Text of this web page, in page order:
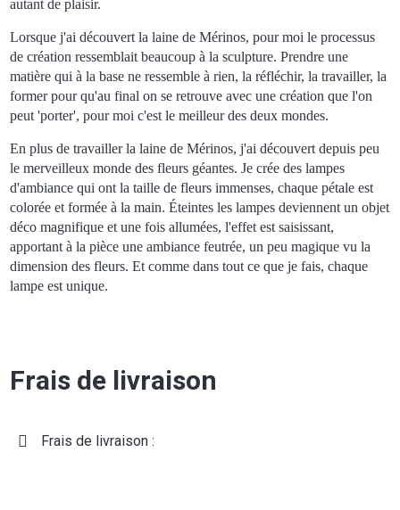
autant de plaisir.
Lorsque j'ai découvert la laine de Mérinos, pour moi le processus
de création ressemblait beaucoup à la sculpture. Prendre une
matière qui à la base ne ressemble à rien, la réfléchir, la travailler, la
former pour qu'au final on se retrouve avec une création que l'on
peut 'porter', pour moi c'est le meilleur des deux mondes.
En plus de travailler la laine de Mérinos, j'ai découvert depuis peu
le merveilleux monde des fleurs géantes. Je crée des lampes
d'ambiance qui ont la taille de fleurs immenses, chaque pétale est
colorée et formée à la main. Éteintes les lampes deviennent un objet
déco magnifique et une fois allumées, l'effet est saisissant,
apportant à la pièce une ambiance feutrée, un peu magique vu la
dimension des fleurs. Et comme dans tout ce que je fais, chaque
lampe est unique.
Frais de livraison
Frais de livraison :